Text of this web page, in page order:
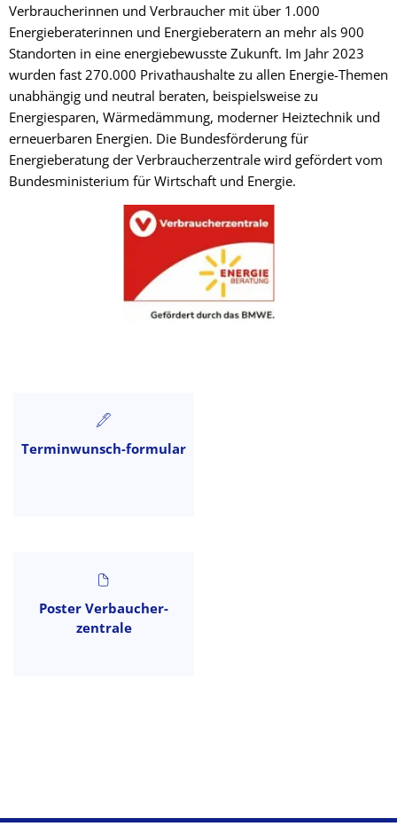
Verbraucherinnen und Verbraucher mit über 1.000
Energieberaterinnen und Energieberatern an mehr als 900
Standorten in eine energiebewusste Zukunft. Im Jahr 2023
wurden fast 270.000 Privathaushalte zu allen Energie-Themen
unabhängig und neutral beraten, beispielsweise zu
Energiesparen, Wärmedämmung, moderner Heiztechnik und
erneuerbaren Energien. Die Bundesförderung für
Energieberatung der Verbraucherzentrale wird gefördert vom
Bundesministerium für Wirtschaft und Energie.
Terminwunsch-formular
Poster Verbaucher-
zentrale